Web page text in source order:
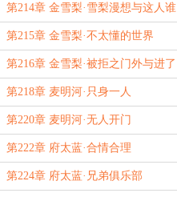
礼物看看
第214章 金雪梨·雪梨漫想与这人谁
啊
第215章 金雪梨·不太懂的世界
第216章 金雪梨·被拒之门外与进了
门的
第218章 麦明河·只身一人
第220章 麦明河·无人开门
第222章 府太蓝·合情合理
第224章 府太蓝·兄弟俱乐部